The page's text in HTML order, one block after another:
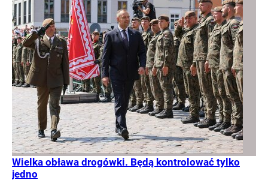
Wielka obława drogówki. Będą kontrolować tylko
jedno